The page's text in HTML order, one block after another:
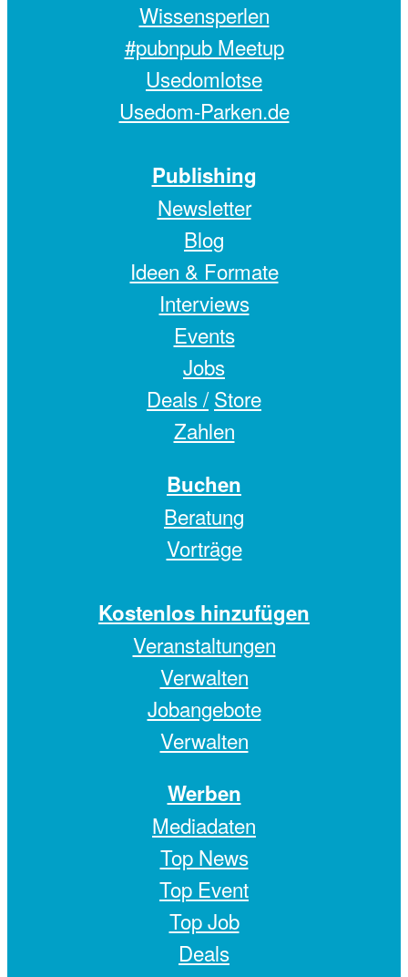
Wissensperlen
#pubnpub Meetup
Usedomlotse
Usedom-Parken.de
Publishing
Newsletter
Blog
Ideen & Formate
Interviews
Events
Jobs
Deals / Store
Zahlen
Buchen
Beratung
Vorträge
Kostenlos hinzufügen
Veranstaltungen
Verwalten
Jobangebote
Verwalten
Werben
Mediadaten
Top News
Top Event
Top Job
Deals